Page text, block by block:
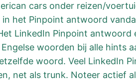
cars onder reizen/
het Pinpoint antwoord
LinkedIn Pinpoint
woorden bij alle hints
woord. Veel LinkedIn
net als trunk. Noteer actief